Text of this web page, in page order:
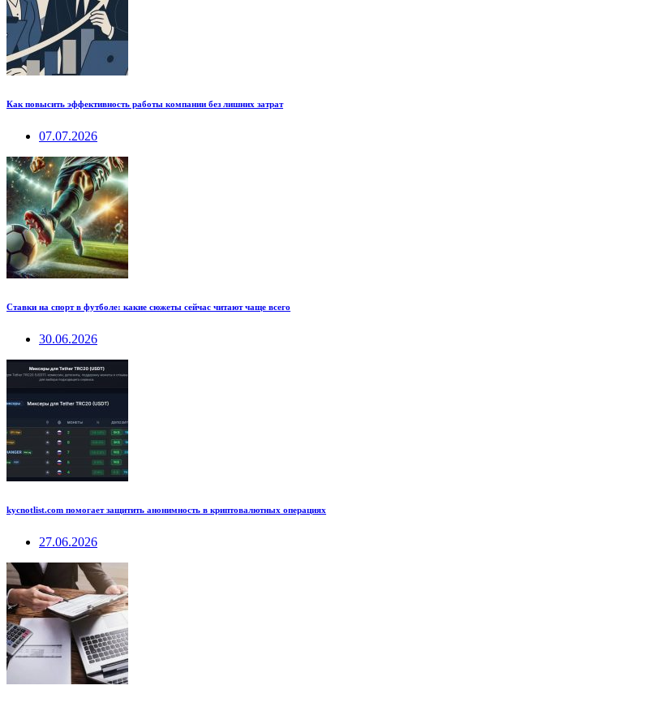
Как повысить эффективность работы компании без лишних затрат
07.07.2026
Ставки на спорт в футболе: какие сюжеты сейчас читают чаще всего
30.06.2026
kycnotlist.com помогает защитить анонимность в криптовалютных операциях
27.06.2026